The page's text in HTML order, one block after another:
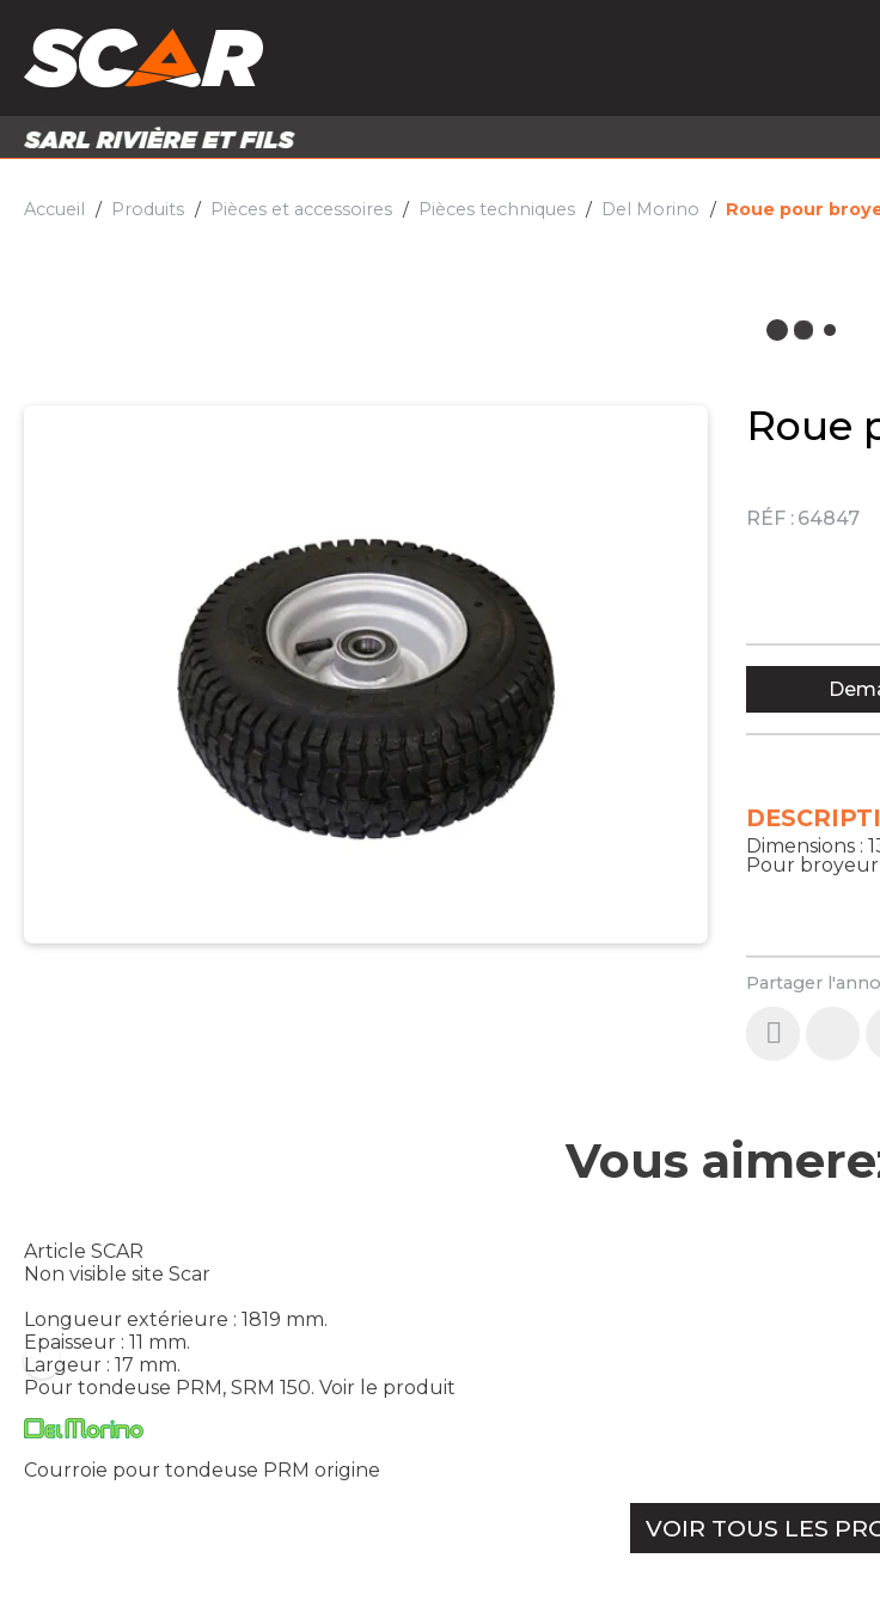
PIÈCES ET ACCESSOIRES
Accueil Produits Pièces et accessoires Pièces techniques Del Morino Roue pour
Roue
RÉF : 64847
Partager
Dimensions :
Pour broyeur
Vous
Article SCAR
Non visible site Scar
Longueur extérieure : 1819 mm.
Epaisseur : 11 mm.
Largeur : 17 mm.
Pour tondeuse PRM, SRM 150. Voir le produit
Courroie pour tondeuse PRM origine
VOIR TOUS LES